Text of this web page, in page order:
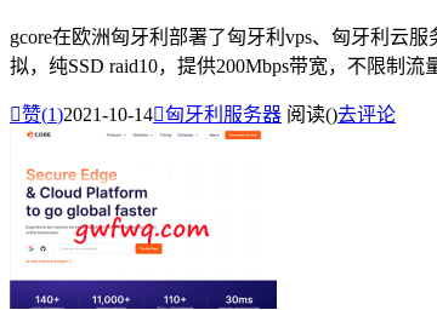
gcore在欧洲匈牙利部署了匈牙利vps、匈牙利云
拟，纯SSD raid10，提供200Mbps带宽，不限制流
赞(1)2021-10-14匈牙利服务器 阅读()去评论